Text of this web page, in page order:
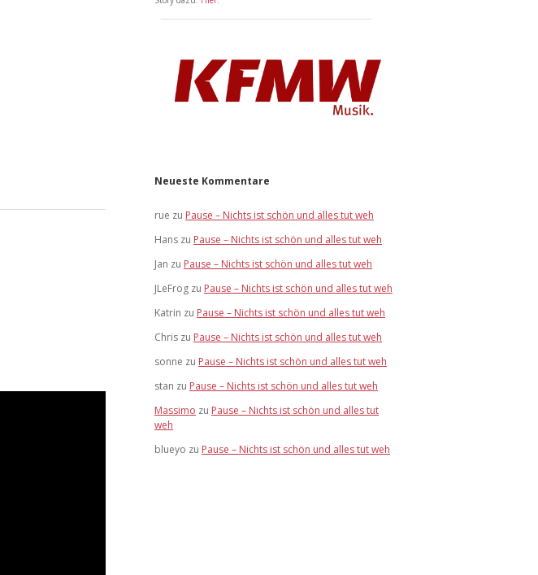
Neueste Kommentare
rue zu Pause – Nichts ist schön und alles tut weh
Hans zu Pause – Nichts ist schön und alles tut weh
Jan zu Pause – Nichts ist schön und alles tut weh
JLeFrog zu Pause – Nichts ist schön und alles tut weh
Katrin zu Pause – Nichts ist schön und alles tut weh
Chris zu Pause – Nichts ist schön und alles tut weh
sonne zu Pause – Nichts ist schön und alles tut weh
stan zu Pause – Nichts ist schön und alles tut weh
Massimo zu Pause – Nichts ist schön und alles tut
weh
blueyo zu Pause – Nichts ist schön und alles tut weh